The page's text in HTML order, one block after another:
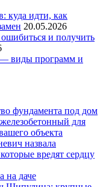
куда идти, как
20.05.2026
и получить
— виды программ и
фундамента под дом
для
объекта
назвала
вредят сердцу
на даче